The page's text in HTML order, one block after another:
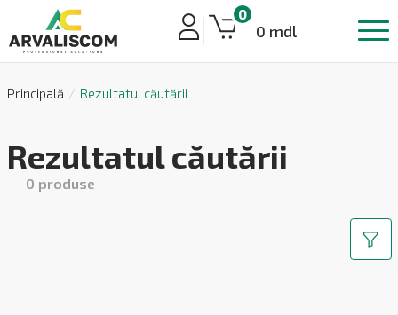
0
0 mdl
Principală Rezultatul căutării
Rezultatul căutării
0 produse